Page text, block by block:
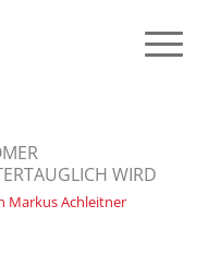
WIRD
Markus Achleitner